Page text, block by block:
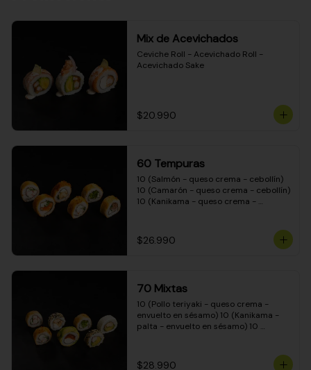
Mix de Acevichados
Ceviche Roll - Acevichado Roll -
Acevichado Sake
$20.990
60 Tempuras
10 (Salmón - queso crema - cebollín)
10 (Camarón - queso crema - cebollín)
10 (Kanikama - queso crema -
crema - cebollín) 10 (Carne - queso
crema - cebollín)
$26.990
70 Mixtas
10 (Pollo teriyaki - queso crema -
envuelto en sésamo) 10 (Kanikama -
palta - envuelto en sésamo) 10
- envuelto en queso crema) 10
$28.990